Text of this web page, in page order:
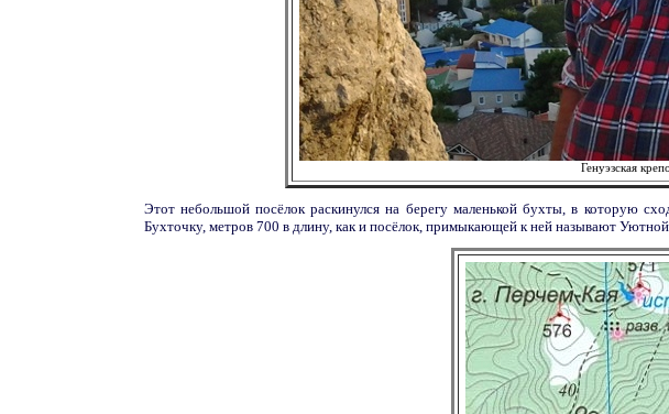
Генуэзская
Этот небольшой посёлок раскинулся на берегу маленькой бухты, в которую
Бухточку, метров 700 в длину, как и посёлок, примыкающей к ней называют Уютной.